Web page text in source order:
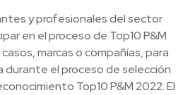
y profesionales del sector
en el proceso de Top10 P&M
marcas o compañías, para
el proceso de selección
Top10 P&M 2022. El